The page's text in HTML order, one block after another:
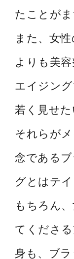
たことがま
また、女
よりも美
エイジン
若く見せ
それらが
念である
グとはテ
もちろん
てくださ
身も、ブ